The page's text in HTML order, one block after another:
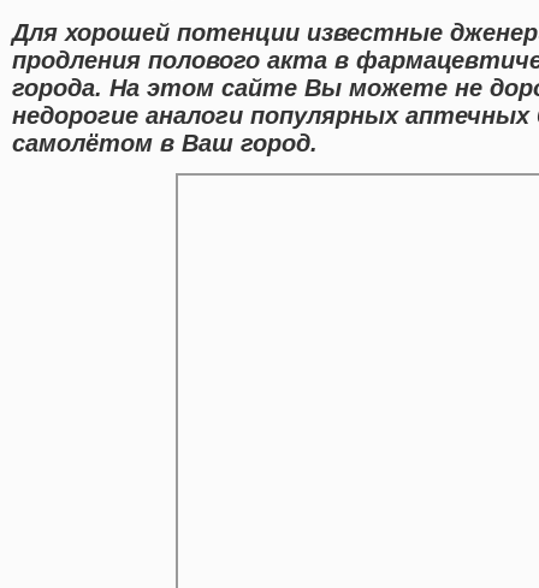
Для хорошей потенции известные
продления полового акта в
города. На этом сайте Вы можете не
недорогие аналоги популярных аптечных
самолётом в Ваш город.